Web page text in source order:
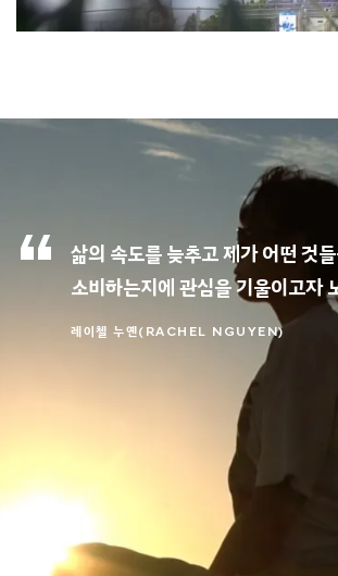
삶의 속도를 늦추고 제가 어떤 것
소비하는지에 관심을 기울이고자
레이첼 누옌(RACHEL NGUYEN)